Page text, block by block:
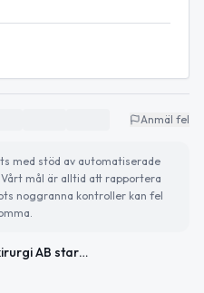
Anmäl fel
med stöd av automatiserade
mål är alltid att rapportera
noggranna kontroller kan fel
Valdimarsson kirurgi AB startar kirurgiverksamhet i Lund